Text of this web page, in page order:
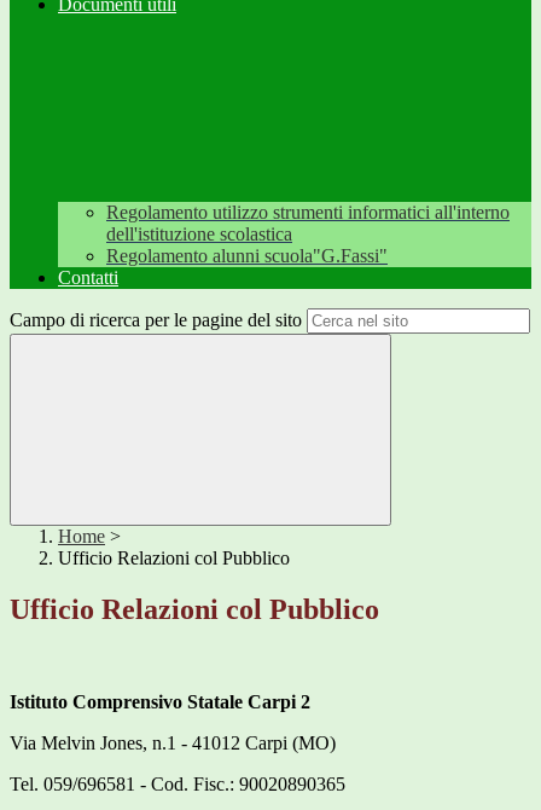
Documenti utili
Regolamento utilizzo strumenti informatici all'interno
dell'istituzione scolastica
Regolamento alunni scuola"G.Fassi"
Contatti
Campo di ricerca per le pagine del sito
Home >
Ufficio Relazioni col Pubblico
Ufficio Relazioni col Pubblico
Istituto Comprensivo Statale Carpi 2
Via Melvin Jones, n.1 - 41012 Carpi (MO)
Tel. 059/696581 - Cod. Fisc.: 90020890365